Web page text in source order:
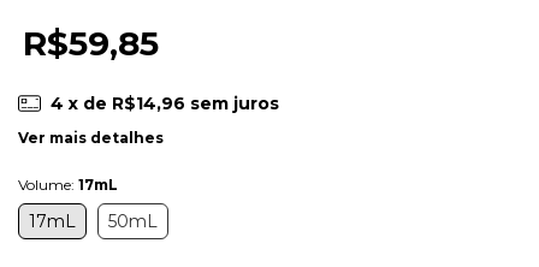
R$59,85
4 x de R$14,96 sem juros
Ver mais detalhes
Volume: 17mL
17mL 50mL